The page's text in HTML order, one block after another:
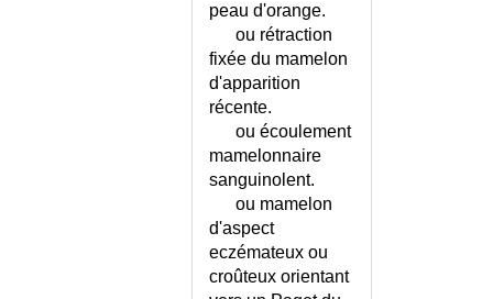
CARDIOMYOPATHIES
CARENCE MARTIALE - CYCLE
CARYOTYPE ANORMAL
peau d'orange.
ou rétraction
fixée du mamelon
d'apparition
récente.
ou écoulement
mamelonnaire
sanguinolent.
ou mamelon
d'aspect
eczémateux ou
croûteux orientant